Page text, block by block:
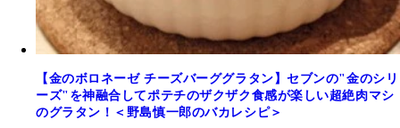
【金のボロネーゼ チーズバーググラタン】セブンの"金のシリ
ーズ"を神融合してポテチのザクザク食感が楽しい超絶肉マシ
のグラタン！＜野島慎一郎のバカレシピ＞